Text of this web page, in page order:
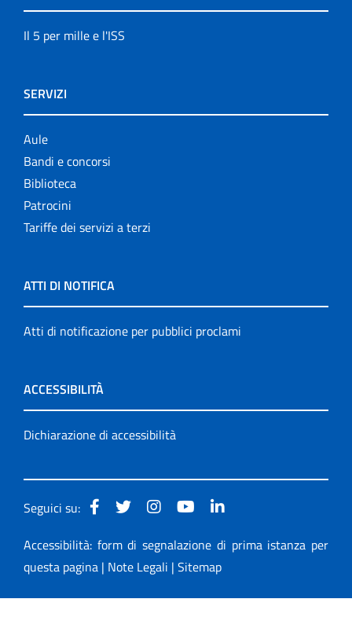
Il 5 per mille e l'ISS
SERVIZI
Aule
Bandi e concorsi
Biblioteca
Patrocini
Tariffe dei servizi a terzi
ATTI DI NOTIFICA
Atti di notificazione per pubblici proclami
ACCESSIBILITÀ
Dichiarazione di accessibilità
Seguici su:
Accessibilità: form di segnalazione di prima istanza per
questa pagina | Note Legali | Sitemap